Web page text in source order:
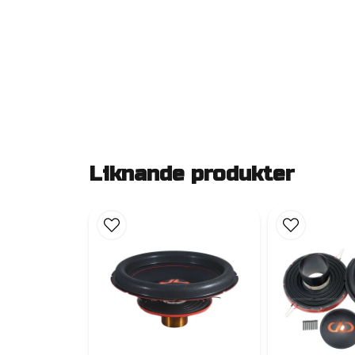
Liknande produkter